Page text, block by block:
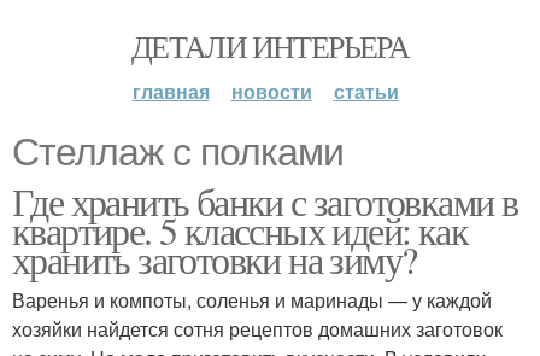
ДЕТАЛИ ИНТЕРЬЕРА
главная новости статьи
Стеллаж с полками
Где хранить банки с заготовками в
квартире. 5 классных идей: как
хранить заготовки на зиму?
Варенья и компоты, соленья и маринады — у каждой
хозяйки найдется сотня рецептов домашних заготовок